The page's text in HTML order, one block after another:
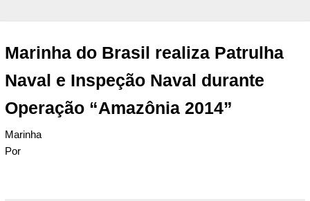
Marinha do Brasil realiza Patrulha
Naval e Inspeção Naval durante
Operação “Amazônia 2014”
Marinha
Por